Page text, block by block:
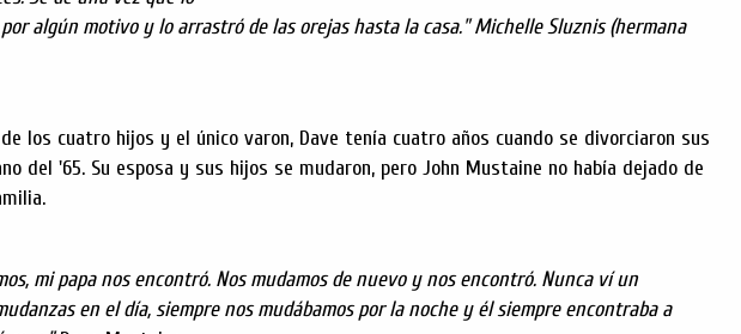
algún motivo y lo arrastró de las orejas hasta la casa." Michelle Sluznis (hermana
los cuatro hijos y el único varon, Dave tenía cuatro años cuando se divorciaron sus
del '65. Su esposa y sus hijos se mudaron, pero John Mustaine no había dejado de
mi papa nos encontró. Nos mudamos de nuevo y nos encontró. Nunca ví un
en el día, siempre nos mudábamos por la noche y él siempre encontraba a